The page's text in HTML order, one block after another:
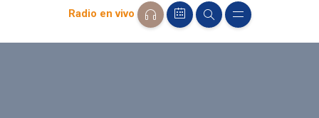
Radio en vivo